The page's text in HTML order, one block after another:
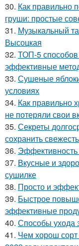
30. Как правильно
груши: простые
31. Музыкальный
Высоцкая
32. ТОП-5 способов
эффективные
33. Сушеные
условиях
34. Как правильно
не потеряли свои
35. Секреты
сохранить
36. Эффективность
37. Вкусные и
сушилке
38. Просто и
39. Быстрое
эффективные
40. Способы ухода
41. Чем хорош